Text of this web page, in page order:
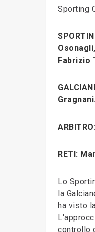
Sporting
Fabrizio
RETI:
Lo
la
ha visto
controllo